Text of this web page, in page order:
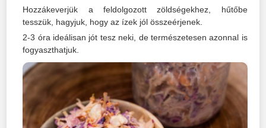
Hozzákeverjük a feldolgozott zöldségekhez, hűtőbe
tesszük, hagyjuk, hogy az ízek jól összeérjenek.
2-3 óra ideálisan jót tesz neki, de természetesen azonnal is
fogyaszthatjuk.